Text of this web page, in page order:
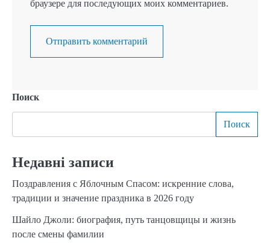
браузере для последующих моих комментариев.
Поиск
Поиск
Недавні записи
Поздравления с Яблочным Спасом: искренние слова,
традиции и значение праздника в 2026 году
Шайло Джоли: биография, путь танцовщицы и жизнь
после смены фамилии